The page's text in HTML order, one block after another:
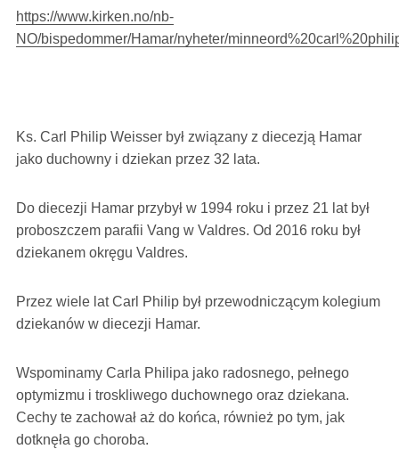
https://www.kirken.no/nb-
NO/bispedommer/Hamar/nyheter/
Ks. Carl Philip Weisser był związany z diecezją Hamar
jako duchowny i dziekan przez 32 lata.
Do diecezji Hamar przybył w 1994 roku i przez 21 lat był
proboszczem parafii Vang w Valdres. Od 2016 roku był
dziekanem okręgu Valdres.
Przez wiele lat Carl Philip był przewodniczącym kolegium
dziekanów w diecezji Hamar.
Wspominamy Carla Philipa jako radosnego, pełnego
optymizmu i troskliwego duchownego oraz dziekana.
Cechy te zachował aż do końca, również po tym, jak
dotknęła go choroba.